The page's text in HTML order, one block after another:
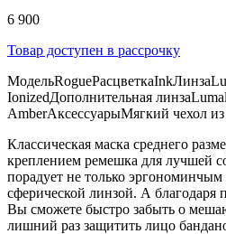
6 900
Товар доступен в рассрочку
МодельRogueРасцветкаInkЛинза
IonizedДополнительная линза
AmberАксессуарыМягкий чехол
Классическая маска среднего
креплением ремешка для лучшей
порадует не только
сферической линзой. А
Вы сможете быстро забыть о
лишний раз защитить лицо